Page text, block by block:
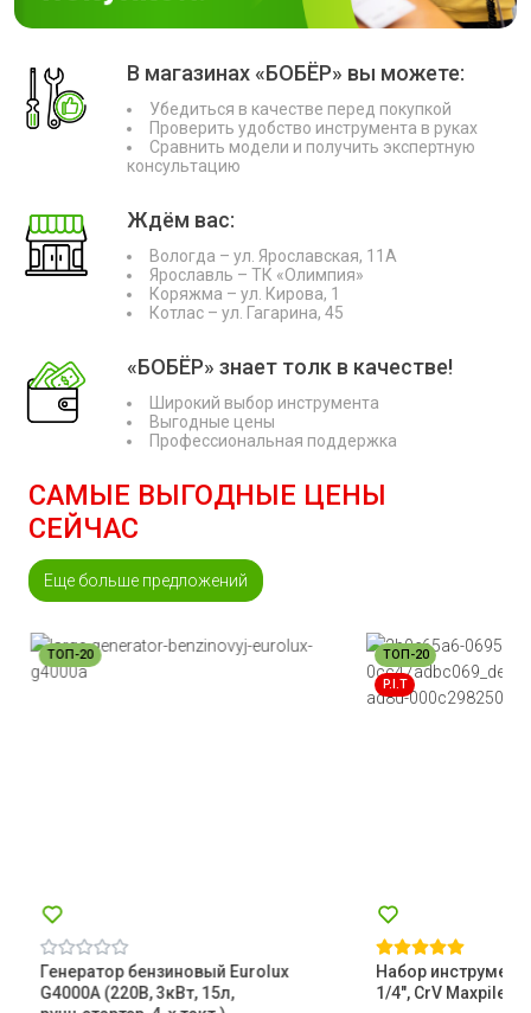
В магазинах «БОБЁР» вы можете:
Убедиться в качестве перед покупкой
Проверить удобство инструмента в руках
Сравнить модели и получить экспертную
консультацию
Ждём вас:
Вологда – ул. Ярославская, 11А
Ярославль – ТК «Олимпия»
Коряжма – ул. Кирова, 1
Котлас – ул. Гагарина, 45
«БОБЁР» знает толк в качестве!
Широкий выбор инструмента
Выгодные цены
Профессиональная поддержка
САМЫЕ ВЫГОДНЫЕ ЦЕНЫ
СЕЙЧАС
Еще больше предложений
ТОП-20
Генератор бензиновый Eurolux
G4000A (220В, 3кВт, 15л,
ТОП-20
P.I.T
Набор
1/4", CrV Maxpiler